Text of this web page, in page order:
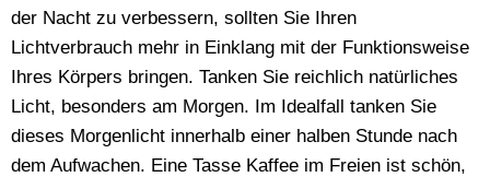
der Nacht zu verbessern, sollten Sie Ihren
Lichtverbrauch mehr in Einklang mit der Funktionsweise
Ihres Körpers bringen. Tanken Sie reichlich natürliches
Licht, besonders am Morgen. Im Idealfall tanken Sie
dieses Morgenlicht innerhalb einer halben Stunde nach
dem Aufwachen. Eine Tasse Kaffee im Freien ist schön,